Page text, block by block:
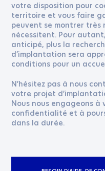
votre disposition pour
territoire et vous faire
peuvent se montrer très
nécessitent. Pour
anticipé, plus la
d’implantation sera
conditions pour un
N’hésitez pas à nous
votre projet
Nous nous engageons
confidentialité et à
dans la durée.